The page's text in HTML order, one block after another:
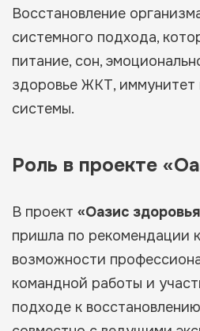
Восстановление
системного подхода,
питание, сон,
здоровье ЖКТ, иммунитет
системы.
Роль в проекте
В проект «Оазис
пришла по рекомендации
возможности
командной работы и
подходе к